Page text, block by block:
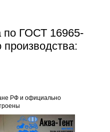
по ГОСТ 16965-
РФ и официально